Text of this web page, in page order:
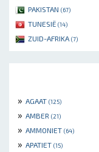
PAKISTAN (67)
TUNESIË (14)
ZUID-AFRIKA (7)
» AGAAT (125)
» AMBER (21)
» AMMONIET (64)
» APATIET (15)